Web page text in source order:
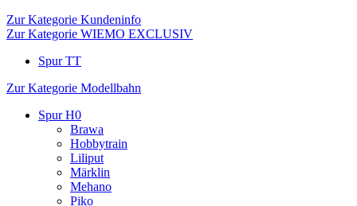
Zur Kategorie Kundeninfo
Zur Kategorie WIEMO EXCLUSIV
Spur TT
Zur Kategorie Modellbahn
Spur H0
Brawa
Hobbytrain
Liliput
Märklin
Mehano
Piko